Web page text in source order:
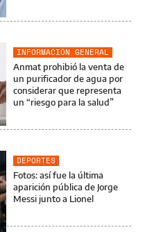
INFORMACIÓN GENERAL
Anmat prohibió la venta de
un purificador de agua por
considerar que representa
un “riesgo para la salud”
DEPORTES
Fotos: así fue la última
aparición pública de Jorge
Messi junto a Lionel